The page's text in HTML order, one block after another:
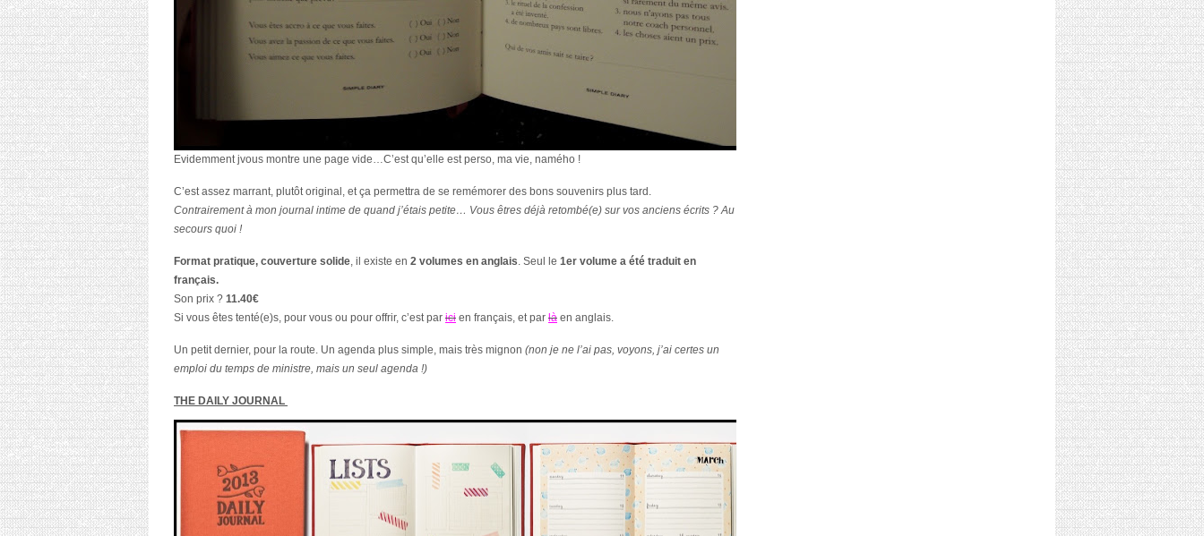
Evidemment jvous montre une page vide…C’est qu’elle est perso, ma vie, namého !
C’est assez marrant, plutôt original , et ça permettra de se remémorer des bons souvenirs plus tard.
Contrairement à mon journal intime de quand j’étais petite… Vous êtres déjà retombé(e) sur vos anciens écrits ? Au
secours quoi !
Format pratique, couverture solide, il existe en 2 volumes en anglais. Seul le 1er volume a été traduit en
français.
Son prix ? 11.40€
Si vous êtes tenté(e)s, pour vous ou pour offrir, c’est par ici en français, et par là en anglais.
Un petit dernier, pour la route. Un agenda plus simple, mais très mignon (non je ne l’ai pas, voyons, j’ai certes un
emploi du temps de ministre, mais un seul agenda !)
THE DAILY JOURNAL